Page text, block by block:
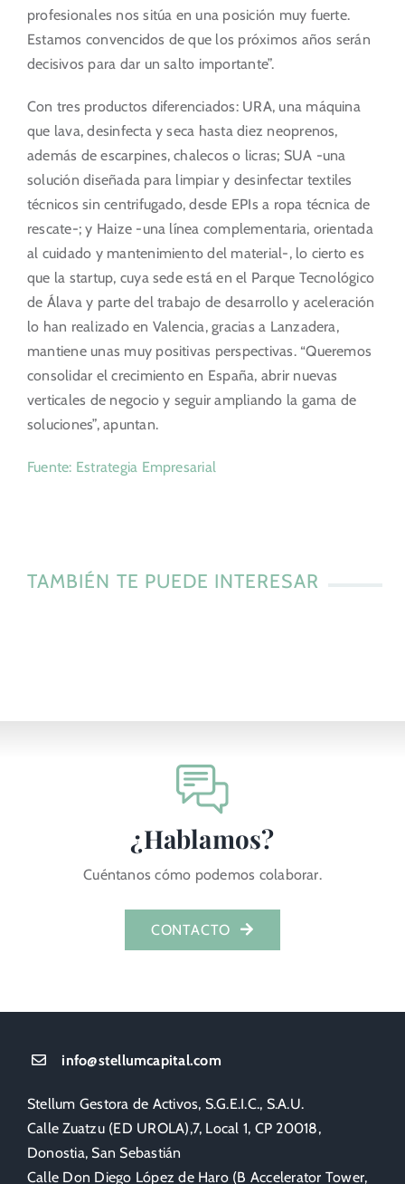
profesionales nos sitúa en una posición muy fuerte.
Estamos convencidos de que los próximos años serán
decisivos para dar un salto importante”.
Con tres productos diferenciados: URA, una máquina
que lava, desinfecta y seca hasta diez neoprenos,
además de escarpines, chalecos o licras; SUA -una
solución diseñada para limpiar y desinfectar textiles
técnicos sin centrifugado, desde EPIs a ropa técnica de
rescate-; y Haize -una línea complementaria, orientada
al cuidado y mantenimiento del material-, lo cierto es
que la startup, cuya sede está en el Parque Tecnológico
de Álava y parte del trabajo de desarrollo y aceleración
lo han realizado en Valencia, gracias a Lanzadera,
mantiene unas muy positivas perspectivas. “Queremos
consolidar el crecimiento en España, abrir nuevas
verticales de negocio y seguir ampliando la gama de
soluciones”, apuntan.
Fuente: Estrategia Empresarial
TAMBIÉN TE PUEDE INTERESAR
¿Hablamos?
Cuéntanos cómo podemos colaborar.
CONTACTO
info@stellumcapital.com
Stellum Gestora de Activos, S.G.E.I.C., S.A.U.
Calle Zuatzu (ED UROLA),7, Local 1, CP 20018,
Donostia, San Sebastián
Calle Don Diego López de Haro (B Accelerator Tower,